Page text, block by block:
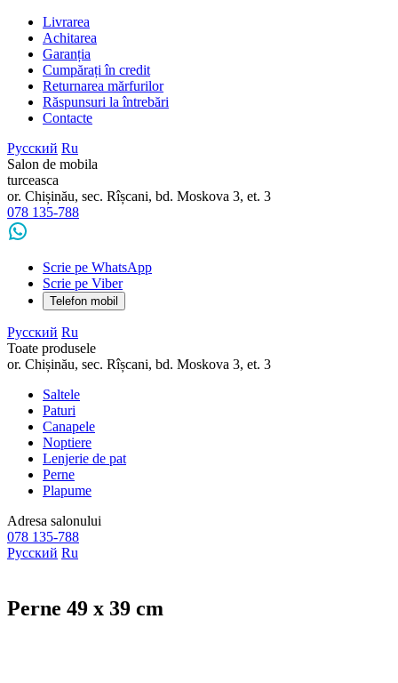
Livrarea
Achitarea
Garanția
Cumpărați în credit
Returnarea mărfurilor
Răspunsuri la întrebări
Contacte
Русский Ru
Salon de mobila
turceasca
or. Chișinău, sec. Rîșcani, bd. Moskova 3, et. 3
078 135-788
Scrie pe WhatsApp
Scrie pe Viber
Telefon mobil
Русский Ru
Toate produsele
or. Chișinău, sec. Rîșcani, bd. Moskova 3, et. 3
Saltele
Paturi
Canapele
Noptiere
Lenjerie de pat
Perne
Plapume
Adresa salonului
078 135-788
Русский Ru
Perne 49 x 39 cm